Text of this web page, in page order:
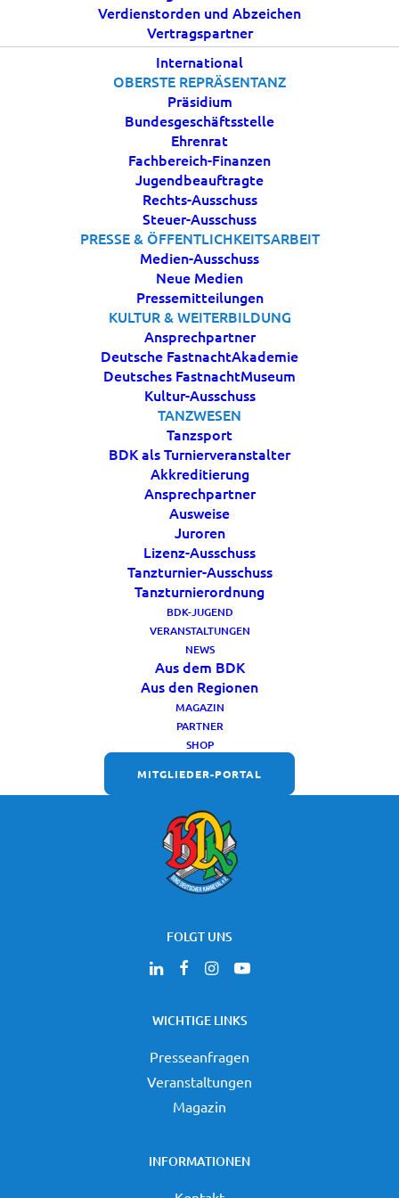
Verdienstorden und Abzeichen
Vertragspartner
International
OBERSTE REPRÄSENTANZ
Präsidium
Bundesgeschäftsstelle
Ehrenrat
Fachbereich-Finanzen
Jugendbeauftragte
Rechts-Ausschuss
Steuer-Ausschuss
PRESSE & ÖFFENTLICHKEITSARBEIT
Medien-Ausschuss
Neue Medien
Pressemitteilungen
KULTUR & WEITERBILDUNG
Ansprechpartner
Deutsche FastnachtAkademie
Deutsches FastnachtMuseum
Kultur-Ausschuss
TANZWESEN
Tanzsport
BDK als Turnierveranstalter
Akkreditierung
Ansprechpartner
Ausweise
Juroren
Lizenz-Ausschuss
Tanzturnier-Ausschuss
Tanzturnierordnung
BDK-JUGEND
VERANSTALTUNGEN
NEWS
Aus dem BDK
Aus den Regionen
MAGAZIN
PARTNER
SHOP
MITGLIEDER-PORTAL
20 MÄRZ, 2025 | INAKTUELLES | BYBDK
Das aktuelle Schulungsprogramm der Deutschen
FastnachtAkademie finden Sie online!
Wertvolle Weiterbildungen für ehrenamtliche
Helferinnen und Helfer in Vereinen. Jetzt
weiterbilden und immer auf dem neuesten Stand
sein! Die Deutsche FastnachtAkademie macht es
Alle Details zu den Schulungen und weiteren Infos
Schulungen – Deutsche Fastnachtakademie
#Fastnacht #Schulungen #Karneval
#DeutscheFastnachtAkademie
FOLGT UNS
WICHTIGE LINKS
Presseanfragen
Veranstaltungen
Magazin
INFORMATIONEN